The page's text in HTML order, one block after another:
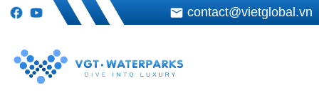
contact@vietglobal.vn